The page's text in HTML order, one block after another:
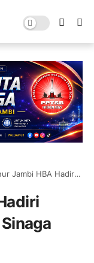
Hadiri Pesta Bona Taon Toga Sinaga Jambi